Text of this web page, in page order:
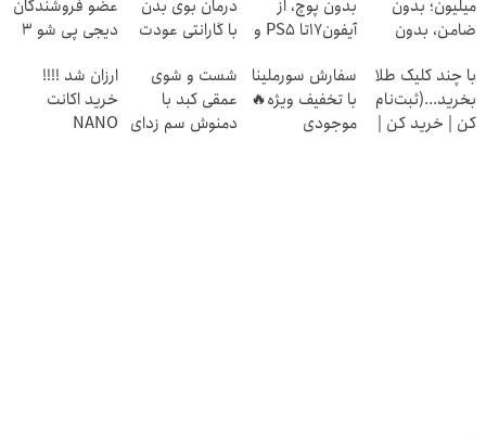
میلیون؛ بدون
ضامن، بدون
بدون پوچ، از
آیفون17تا PS5 و
دلار🔥
درمان بوی بدن
با گارانتی عودت
ببین
عضو فروشندگان
دیجی پی شو 3
با چند کلیک طلا
بخرید...(ثبت‌نام
کن | خرید کن |
سفارش سورملینا
با تخفیف ویژه🔥
موجودی
شست و شوی
عمقی کبد با
دمنوش سم زدای
ارزان شد !!!!
خرید اکانت
NANO